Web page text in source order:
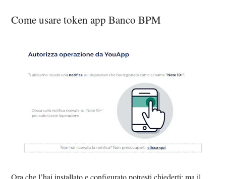
Come usare token app Banco BPM